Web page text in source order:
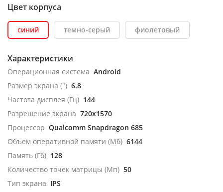
Цвет корпуса
синий темно-серый фиолетовый
Характеристики
Операционная система Android
Размер экрана (") 6.8
Частота дисплея (Гц) 144
Разрешение экрана 720x1570
Процессор Qualcomm Snapdragon 685
Объем оперативной памяти (Мб) 6144
Память (Гб) 128
Количество точек матрицы (Мп) 50
Тип экрана IPS